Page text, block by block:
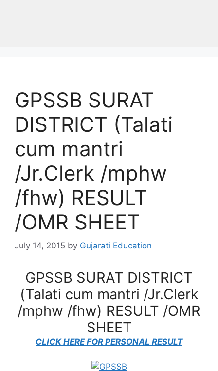
GPSSB SURAT
DISTRICT (Talati
cum mantri
/Jr.Clerk /mphw
/fhw) RESULT
/OMR SHEET
July 14, 2015 by Gujarati Education
GPSSB SURAT DISTRICT
(Talati cum mantri /Jr.Clerk
/mphw /fhw) RESULT /OMR
SHEET
CLICK HERE FOR PERSONAL RESULT